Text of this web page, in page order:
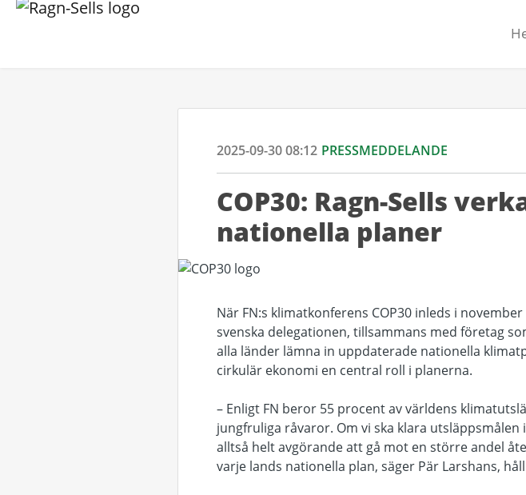
2025-09-30 08:12 PRESSMEDDELANDE
COP30: Ragn-Sells
nationella planer
När FN:s klimatkonferens COP30 inleds i
svenska delegationen, tillsammans med företag
alla länder lämna in uppdaterade nationella
cirkulär ekonomi en central roll i planerna.
– Enligt FN beror 55 procent av världens
jungfruliga råvaror. Om vi ska klara
alltså helt avgörande att gå mot en större andel
varje lands nationella plan, säger Pär Larshans,